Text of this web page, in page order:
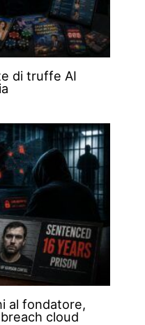
di truffe AI
al fondatore,
cloud